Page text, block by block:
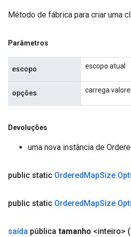
Método de fábrica para criar uma
Parâmetros
escopo escopo atual
opções carrega
Devoluções
uma nova instância de
public static OrderedMapSize.
public static OrderedMapSize.
saída pública tamanho <inteiro>